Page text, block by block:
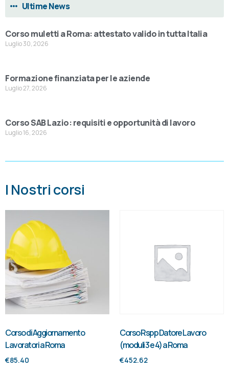
Ultime News
Corso muletti a Roma: attestato valido in tutta Italia
Luglio 30, 2026
Formazione finanziata per le aziende
Luglio 27, 2026
Corso SAB Lazio: requisiti e opportunità di lavoro
Luglio 16, 2026
I Nostri corsi
Corso di Aggiornamento
Lavoratori a Roma
€85.40
Corso Rspp Datore Lavoro
(moduli 3 e 4) a Roma
€452.62